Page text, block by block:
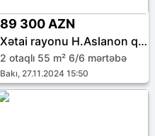
89 300 AZN
Xətai rayonu H.Aslanon qəs.
2 otaqlı 55 m² 6/6 mərtəbə
Bakı, 27.11.2024 15:50